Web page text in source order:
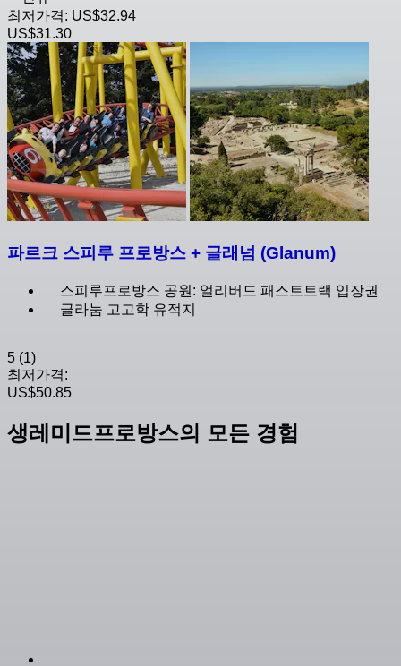
최저가격: US$32.94
US$31.30
파르크 스피루 프로방스 + 글래넘 (Glanum)
스피루프로방스 공원: 얼리버드 패스트트랙 입장권
글라눔 고고학 유적지
5 (1)
최저가격:
US$50.85
생레미드프로방스의 모든 경험